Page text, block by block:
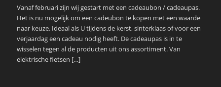
Vanaf februari zijn wij gestart met een cadeaubon / cadeaupas.
Het is nu mogelijk om een cadeubon te kopen met een waarde
naar keuze. Ideaal als U tijdens de kerst, sinterklaas of voor een
verjaardag een cadeau nodig heeft. De cadeaupas is in te
wisselen tegen al de producten uit ons assortiment. Van
elektrische fietsen […]